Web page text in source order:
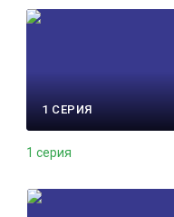
1 СЕРИЯ
1 серия